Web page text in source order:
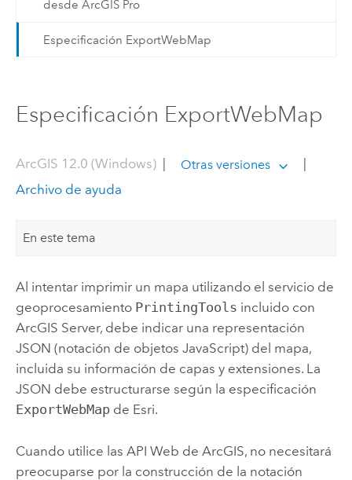
desde ArcGIS Pro
Especificación ExportWebMap
Especificación ExportWebMap
ArcGIS 12.0 (Windows)| Otras versiones
Archivo de ayuda
En este tema
Al intentar imprimir un mapa utilizando el servicio de
geoprocesamiento PrintingTools incluido con
ArcGIS Server, debe indicar una representación
JSON (notación de objetos JavaScript) del mapa,
incluida su información de capas y extensiones. La
JSON debe estructurarse según la especificación
ExportWebMapde Esri.
Cuando utilice las API Web de ArcGIS, no necesitará
preocuparse por la construcción de la notación